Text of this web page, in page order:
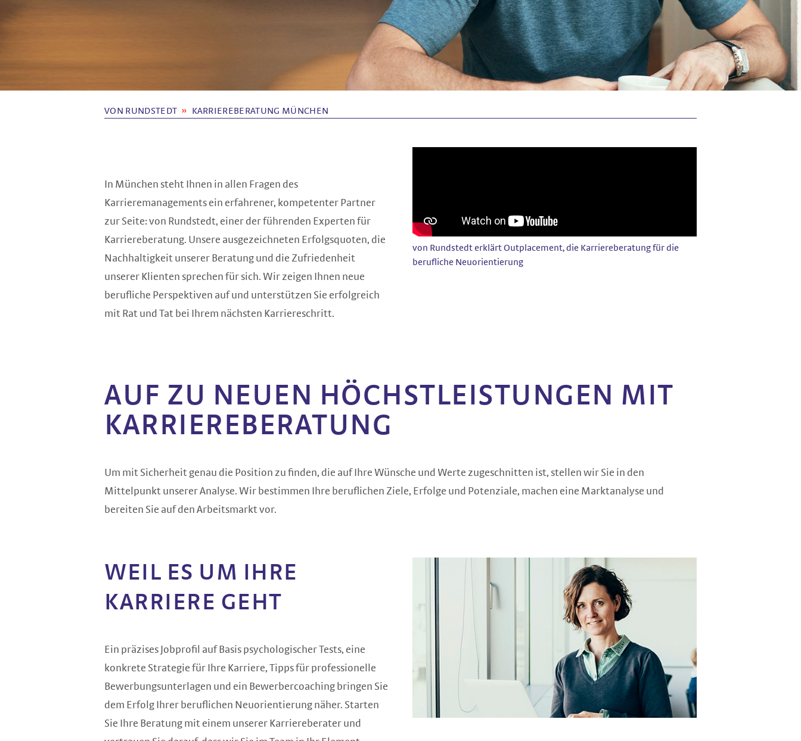
VON RUNDSTEDT KARRIEREBERATUNG MÜNCHEN
In München steht Ihnen in allen Fragen des
Karrieremanagements ein erfahrener, kompetenter Partner
zur Seite: von Rundstedt, einer der führenden Experten für
Karriereberatung. Unsere ausgezeichneten Erfolgsquoten, die
Nachhaltigkeit unserer Beratung und die Zufriedenheit
unserer Klienten sprechen für sich. Wir zeigen Ihnen neue
berufliche Perspektiven auf und unterstützen Sie erfolgreich
mit Rat und Tat bei Ihrem nächsten Karriereschritt.
von Rundstedt erklärt Outplacement, die Karriereberatung für die
berufliche Neuorientierung
AUF ZU NEUEN HÖCHSTLEISTUNGEN MIT
KARRIEREBERATUNG
Um mit Sicherheit genau die Position zu finden, die auf Ihre Wünsche und Werte zugeschnitten ist, stellen wir Sie in den
Mittelpunkt unserer Analyse. Wir bestimmen Ihre beruflichen Ziele, Erfolge und Potenziale, machen eine Marktanalyse und
bereiten Sie auf den Arbeitsmarkt vor.
WEIL ES UM IHRE
KARRIERE GEHT
Ein präzises Jobprofil auf Basis psychologischer Tests, eine
konkrete Strategie für Ihre Karriere, Tipps für professionelle
Bewerbungsunterlagen und ein Bewerbercoaching bringen Sie
dem Erfolg Ihrer beruflichen Neuorientierung näher. Starten
Sie Ihre Beratung mit einem unserer Karriereberater und